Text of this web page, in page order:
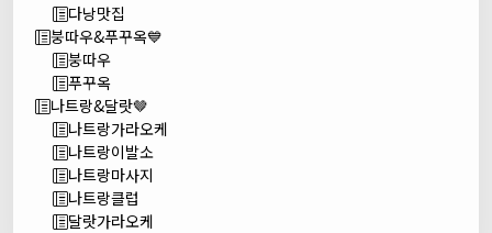
다낭맛집
붕따우&푸꾸옥💙
붕따우
푸꾸옥
나트랑&달랏🤎
나트랑가라오케
나트랑이발소
나트랑마사지
나트랑클럽
달랏가라오케